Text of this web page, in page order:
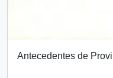
Antecedentes de